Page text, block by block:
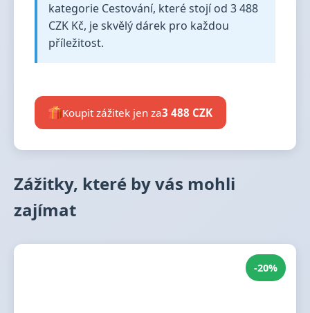
kategorie Cestování, které stojí od 3 488
CZK Kč, je skvělý dárek pro každou
příležitost.
Koupit zážitek jen za3 488 CZK
Zážitky, které by vás mohli
zajímat
-20%